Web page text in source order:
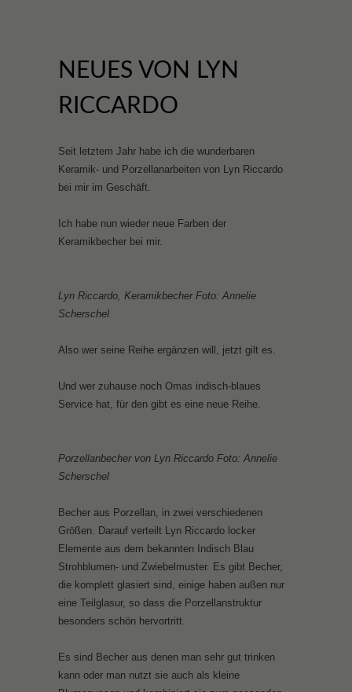
NEUES VON LYN
RICCARDO
Seit letztem Jahr habe ich die wunderbaren
Keramik- und Porzellanarbeiten von Lyn Riccardo
bei mir im Geschäft.
Ich habe nun wieder neue Farben der
Keramikbecher bei mir.
Lyn Riccardo, Keramikbecher Foto: Annelie
Scherschel
Also wer seine Reihe ergänzen will, jetzt gilt es.
Und wer zuhause noch Omas indisch-blaues
Service hat, für den gibt es eine neue Reihe.
Porzellanbecher von Lyn Riccardo Foto: Annelie
Scherschel
Becher aus Porzellan, in zwei verschiedenen
Größen. Darauf verteilt Lyn Riccardo locker
Elemente aus dem bekannten Indisch Blau
Strohblumen- und Zwiebelmuster. Es gibt Becher,
die komplett glasiert sind, einige haben außen nur
eine Teilglasur, so dass die Porzellanstruktur
besonders schön hervortritt.
Es sind Becher aus denen man sehr gut trinken
kann oder man nutzt sie auch als kleine